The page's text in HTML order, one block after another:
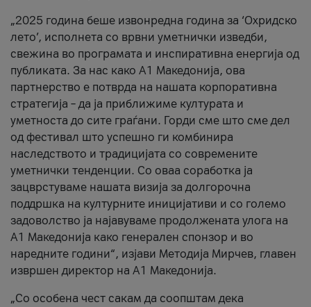
„2025 година беше извонредна година за ‘Охридско
лето’, исполнета со врвни уметнички изведби,
свежина во програмата и инспиративна енергија од
публиката. За нас како A1 Македонија, ова
партнерство е потврда на нашата корпоративна
стратегија – да ја приближиме културата и
уметноста до сите граѓани. Горди сме што сме дел
од фестивал што успешно ги комбинира
наследството и традицијата со современите
уметнички тенденции. Со оваа соработка ја
зацврстуваме нашата визија за долгорочна
поддршка на културните иницијативи и со големо
задоволство ја најавуваме продолжената улога на
A1 Македонија како генерален спонзор и во
наредните години“, изјави Методија Мирчев, главен
извршен директор на A1 Македонија.
„Со особена чест сакам да соопштам дека